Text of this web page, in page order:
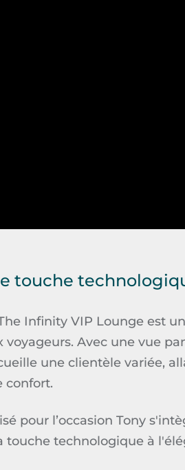
touche
Infinity VIP Loungeest
Avec une vue
une clientèle variée,
confort.
pour l’occasion Tony
technologique à